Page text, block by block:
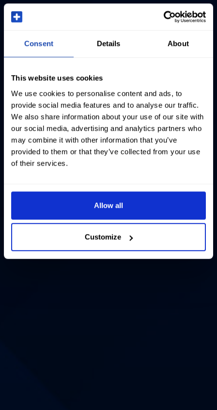
Consent Details About
This website uses cookies
We use cookies to personalise content and ads, to
provide social media features and to analyse our traffic.
We also share information about your use of our site with
our social media, advertising and analytics partners who
may combine it with other information that you’ve
provided to them or that they’ve collected from your use
of their services.
Allow all
Customize